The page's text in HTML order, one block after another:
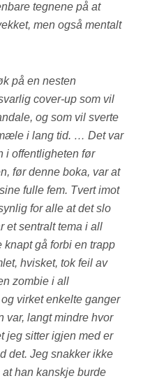
tegnene på at
men også mentalt
på en nesten
cover-up som vil
og som vil sverte
i lang tid. … Det var
i offentligheten før
før denne boka, var at
fulle fem. Tvert imot
for alle at det slo
et sentralt tema i all
gå forbi en trapp
hvisket, tok feil av
zombie i all
virket enkelte ganger
var, langt mindre hvor
jeg sitter igjen med er
det. Jeg snakker ikke
han kanskje burde